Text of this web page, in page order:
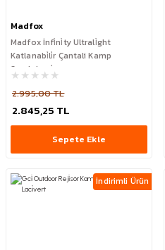
Madfox
Madfox İnfi̇ni̇ty Ultrali̇ght
Katlanabi̇li̇r Çantali Kamp
Sandalyesi̇
2.995,00 TL
2.845,25 TL
Sepete Ekle
İndirimli Ürün